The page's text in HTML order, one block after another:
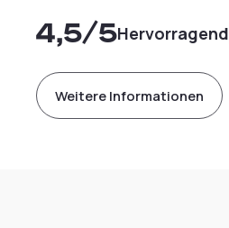
4,5/5Hervorragend
Weitere Informationen